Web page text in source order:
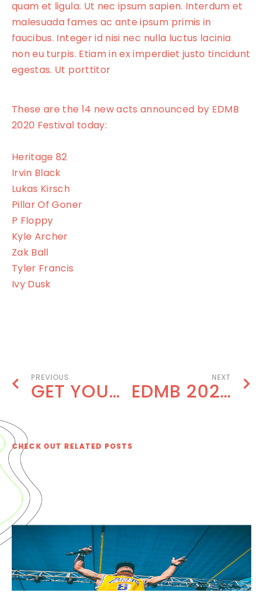
quam et ligula. Ut nec ipsum sapien. Interdum et
malesuada fames ac ante ipsum primis in
faucibus. Integer id nisi nec nulla luctus lacinia
non eu turpis. Etiam in ex imperdiet justo tincidunt
egestas. Ut porttitor
These are the 14 new acts announced by EDMB
2020 Festival today:
Heritage 82
Irvin Black
Lukas Kirsch
Pillar Of Goner
P Floppy
Kyle Archer
Zak Ball
Tyler Francis
Ivy Dusk
PREVIOUS
GET YOUR TICKET TO EDMB FESTIVAL 2020
NEXT
EDMB 2020 EXPERIENCE WITH VIP UPGRADES!
CHECK OUT RELATED POSTS